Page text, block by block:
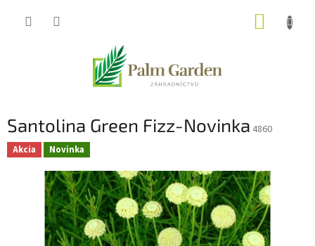
Santolina Green Fizz-Novinka 4860
Akcia Novinka